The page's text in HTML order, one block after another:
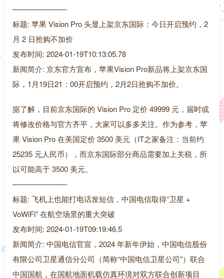
———————-
标题: 苹果 Vision Pro 头显上架京东国际：今日开启预约，2
月 2 日抢购不加价
发布时间: 2024-01-19T10:13:05.78
新闻简介: 京东官方宣布，苹果Vision Pro新品将上架京东国
际，1月19日21：00开启预约，2月2日抢购不加价。
据了解，目前京东国际的 Vision Pro 定价 49999 元，届时或
将修改价格与官方齐平，大家可以多多关注。作为参考，苹
果 Vision Pro 在美国定价 3500 美元（IT之家备注：当前约
25235 元人民币），而京东国际部分商品需要加上关税，所
以可能高于 3500 美元。
———————-
标题: 飞机上也能打电话发短信，中国电信取得“卫星 +
VoWiFi” 在航空场景的重大突破
发布时间: 2024-01-19T09:19:46.5
新闻简介: 中国电信官宣，2024 年新年伊始，中国电信股份
有限公司卫星通信分公司（简称“中国电信卫星公司”）联合
中国国航，在国航地面机载仿真环境对双方联合创新项目